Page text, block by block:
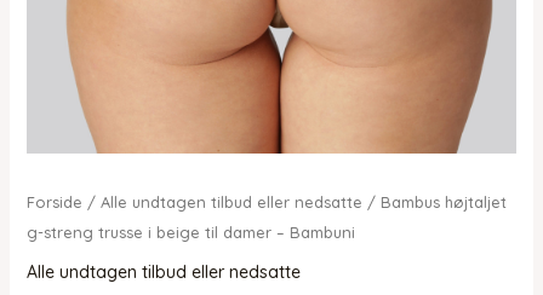
Forside / Alle undtagen tilbud eller nedsatte / Bambus højtaljet
g-streng trusse i beige til damer – Bambuni
Alle undtagen tilbud eller nedsatte